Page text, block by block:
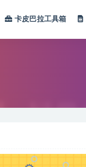
卡皮巴拉工具箱